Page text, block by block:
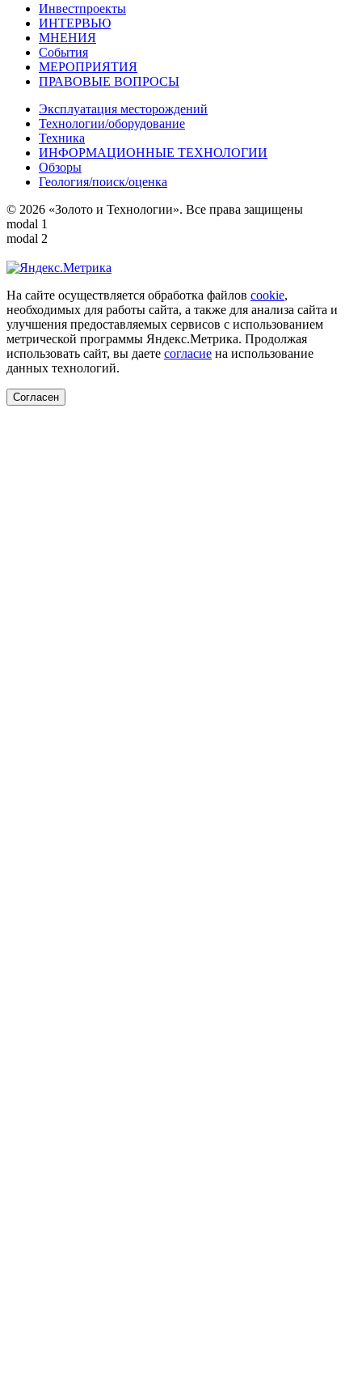
Инвестпроекты
ИНТЕРВЬЮ
МНЕНИЯ
События
МЕРОПРИЯТИЯ
ПРАВОВЫЕ ВОПРОСЫ
Эксплуатация месторождений
Технологии/оборудование
Техника
ИНФОРМАЦИОННЫЕ ТЕХНОЛОГИИ
Обзоры
Геология/поиск/оценка
© 2026 «Золото и Технологии». Все права защищены
modal 1
modal 2
На сайте осуществляется обработка файлов cookie,
необходимых для работы сайта, а также для анализа сайта и
улучшения предоставляемых сервисов с использованием
метрической программы Яндекс.Метрика. Продолжая
использовать сайт, вы даете согласие на использование
данных технологий.
Согласен